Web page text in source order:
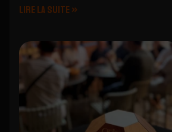
LIRE LA SUITE »